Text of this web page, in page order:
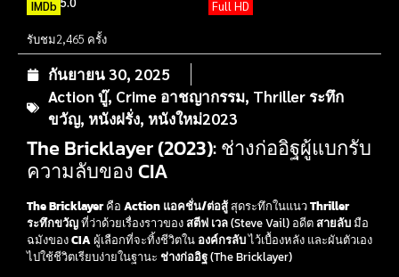
IMDb Full HD
รับชม2,465 ครั้ง
กันยายน 30, 2025
Action บู๊, Crime อาชญากรรม, Thriller ระทึก
ขวัญ, หนังฝรั่ง, หนังใหม่2023
The Bricklayer (2023): ช่างก่ออิฐผู้แบกรับ
ความลับของ CIA
The Bricklayerคือ Action แอคชั่น/ต่อสู้สุดระทึกในแนวThriller
ระทึกขวัญที่ว่าด้วยเรื่องราวของสตีฟ เวล(Steve Vail) อดีตสายลับมือ
ฉมังของCIAผู้เลือกที่จะทิ้งชีวิตใน องค์กรลับไว้เบื้องหลัง และผันตัวเอง
ไปใช้ชีวิตเรียบง่ายในฐานะ ช่างก่ออิฐ(The Bricklayer)